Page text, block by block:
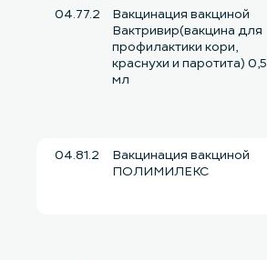
04.77.2
Вакцинация вакциной
Вактривир(вакцина для
профилактики кори,
краснухи и паротита) 0,5
мл
04.81.2
Вакцинация вакциной
ПОЛИМИЛЕКС